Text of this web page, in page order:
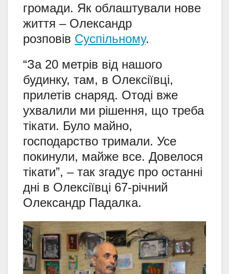
громади. Як облаштували нове
життя – Олександр
розповів Суспільному.
“За 20 метрів від нашого
будинку, там, в Олексіївці,
прилетів снаряд. Отоді вже
ухвалили ми рішення, що треба
тікати. Було майно,
господарство тримали. Усе
покинули, майже все. Довелося
тікати”, – так згадує про останні
дні в Олексіївці 67-річний
Олександр Падалка.